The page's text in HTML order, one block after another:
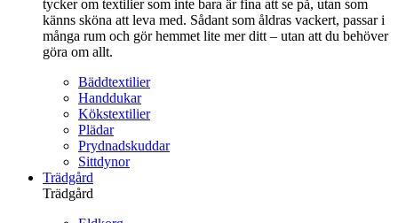
tycker om textilier som inte bara är fina att se på, utan som
känns sköna att leva med. Sådant som åldras vackert, passar i
många rum och gör hemmet lite mer ditt – utan att du behöver
göra om allt.
Bäddtextilier
Handdukar
Kökstextilier
Plädar
Prydnadskuddar
Sittdynor
Trädgård
Trädgård